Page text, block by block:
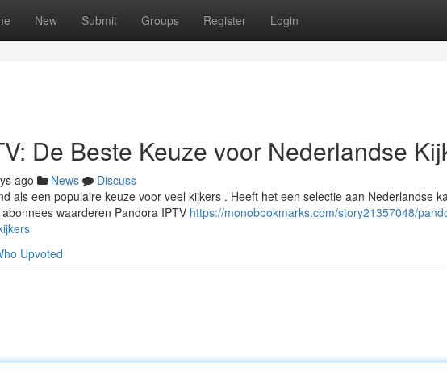
New Submit Groups Register Login
De Beste Keuze voor Nederlandse
ago News
Discuss
als een populaire keuze voor veel kijkers . Heeft het een selectie aan Nederlandse
waarderen Pandora IPTV https://monobookmarks.com/story21357048/
Upvoted